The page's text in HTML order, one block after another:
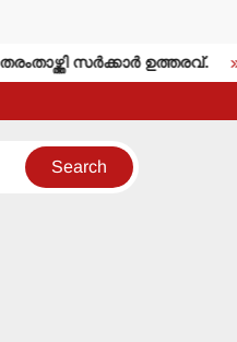
സര്‍ക്കാര്‍ ഉത്തരവ്.